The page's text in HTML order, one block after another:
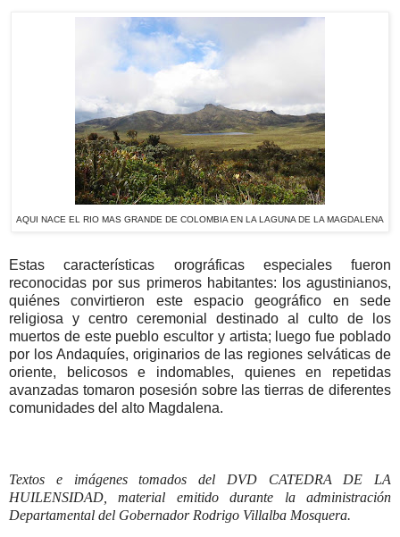
AQUI NACE EL RIO MAS GRANDE DE COLOMBIA EN LA LAGUNA DE LA MAGDALENA
Estas características orográficas especiales fueron
reconocidas por sus primeros habitantes: los agustinianos,
quiénes convirtieron este espacio geográfico en sede
religiosa y centro ceremonial destinado al culto de los
muertos de este pueblo escultor y artista; luego fue poblado
por los Andaquíes, originarios de las regiones selváticas de
oriente, belicosos e indomables, quienes en repetidas
avanzadas tomaron posesión sobre las tierras de diferentes
comunidades del alto Magdalena.
Textos e imágenes tomados del DVD CATEDRA DE LA
HUILENSIDAD, material emitido durante la administración
Departamental del Gobernador Rodrigo Villalba Mosquera.